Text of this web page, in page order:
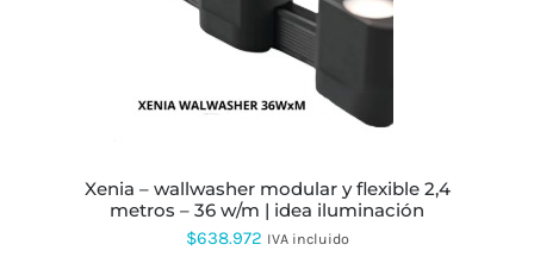
MÚLTIPLES
VARIANTES.
SE
EN
LA
PÁGINA
DE
xenia – wallwasher modular y flexible 2,4
metros – 36 w/m | idea iluminación
$638.972 IVA incluido